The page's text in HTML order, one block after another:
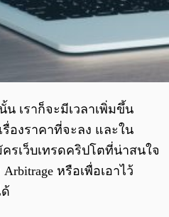
เราก็จะมีเวลาเพิ่มขึ้น
รื่องราคาที่จะลง และใน
รเว็บเทรดคริปโตที่น่าสนใจ
หรือเพื่อเอาไว้